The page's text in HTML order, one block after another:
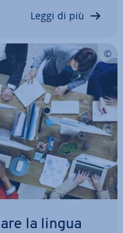
Leggi di più
la lingua